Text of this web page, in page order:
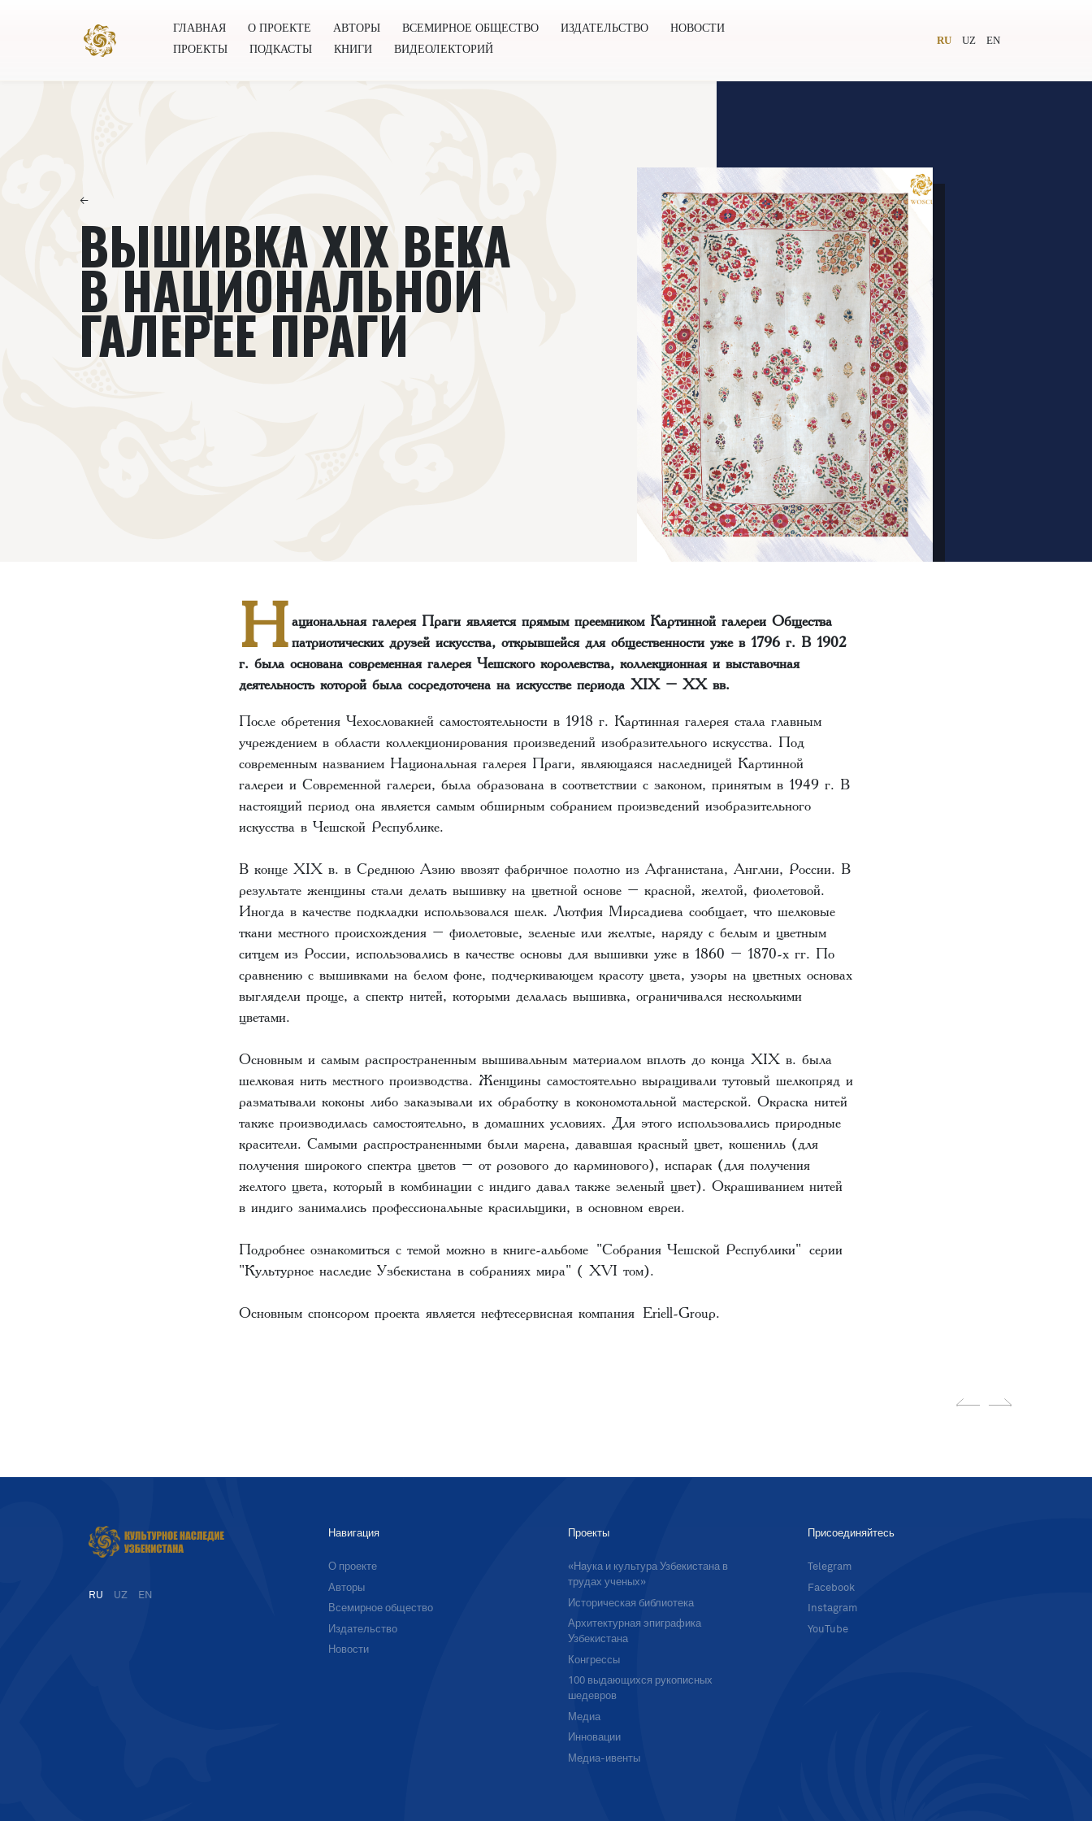
ГЛАВНАЯ О ПРОЕКТЕ АВТОРЫ ВСЕМИРНОЕ ОБЩЕСТВО ИЗДАТЕЛЬСТВО
НОВОСТИ
ПРОЕКТЫ
ПОДКАСТЫ КНИГИ ВИДЕОЛЕКТОРИЙ
RU UZ EN
←
ВЫШИВКА XIX ВЕКА
В НАЦИОНАЛЬНОЙ
ГАЛЕРЕЕ ПРАГИ
Национальная галерея Праги является прямым преемником Картинной галереи Общества
патриотических друзей искусства, открывшейся для общественности уже в 1796 г. В 1902
г. была основана современная галерея Чешского королевства, коллекционная и выставочная
деятельность которой была сосредоточена на искусстве периода ХIХ – ХХ вв.
После обретения Чехословакией самостоятельности в 1918 г. Картинная галерея стала главным
учреждением в области коллекционирования произведений изобразительного искусства. Под
современным названием Национальная галерея Праги, являющаяся наследницей Картинной
галереи и Современной галереи, была образована в соответствии с законом, принятым в 1949 г. В
настоящий период она является самым обширным собранием произведений изобразительного
искусства в Чешской Республике.
В конце XIX в. в Среднюю Азию ввозят фабричное полотно из Афганистана, Англии, России. В
результате женщины стали делать вышивку на цветной основе – красной, желтой, фиолетовой.
Иногда в качестве подкладки использовался шелк. Лютфия Mирсадиева сообщает, что шелковые
ткани местного происхождения – фиолетовые, зеленые или желтые, наряду с белым и цветным
ситцем из России, использовались в качестве основы для вышивки уже в 1860 – 1870-х гг. По
сравнению с вышивками на белом фоне, подчеркивающем красоту цвета, узоры на цветных основах
выглядели проще, а спектр нитей, которыми делалась вышивка, ограничивался несколькими
цветами.
Основным и самым распространенным вышивальным материалом вплоть до конца ХIХ в. была
шелковая нить местного производства. Женщины самостоятельно выращивали тутовый шелкопряд и
разматывали коконы либо заказывали их обработку в кокономотальной мастерской. Окраска нитей
также производилась самостоятельно, в домашних условиях. Для этого использовались природные
красители. Самыми распространенными были марена, дававшая красный цвет, кошениль (для
получения широкого спектра цветов – от розового до карминового), испарак (для получения
желтого цвета, который в комбинации с индиго давал также зеленый цвет). Окрашиванием нитей
в индиго занимались профессиональные красильщики, в основном евреи.
Подробнее ознакомиться с темой можно в книге-альбоме "Собрания Чешской Республики" серии
"Культурное наследие Узбекистана в собраниях мира" ( XVI том).
Основным спонсором проекта является нефтесервисная компания Eriell-Group.
RU UZ EN
Навигация
О проекте
Авторы
Всемирное общество
Издательство
Новости
Проекты
«Наука и культура Узбекистана в
трудах ученых»
Историческая библиотека
Архитектурная эпиграфика
Узбекистана
Конгрессы
100 выдающихся рукописных
шедевров
Медиа
Инновации
Медиа-ивенты
Присоединяйтесь
Telegram
Facebook
Instagram
YouTube